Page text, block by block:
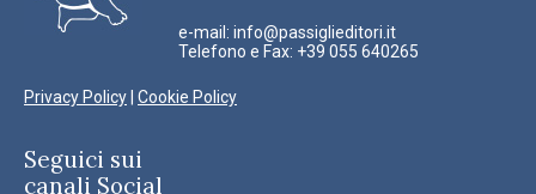
e-mail: info@passiglieditori.it
Telefono e Fax: +39 055 640265
Privacy Policy Cookie Policy
Seguici sui
canali Social